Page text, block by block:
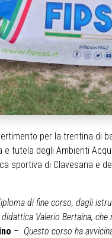
per la trentina di
tutela degli Ambienti
sportiva di Clavesana e
di fine corso, dagli
Valerio Bertaina,
–. Questo corso ha